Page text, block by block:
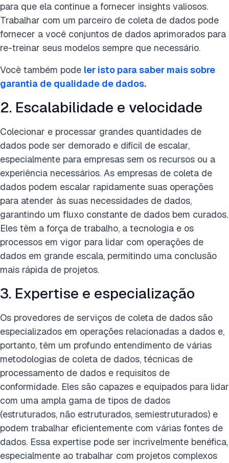
para que ela continue a fornecer insights valiosos.
Trabalhar com um parceiro de coleta de dados pode
fornecer a você conjuntos de dados aprimorados para
re-treinar seus modelos sempre que necessário.
Você também pode ler isto para saber mais sobre
garantia de qualidade de dados.
2. Escalabilidade e velocidade
Colecionar e processar grandes quantidades de
dados pode ser demorado e difícil de escalar,
especialmente para empresas sem os recursos ou a
experiência necessários. As empresas de coleta de
dados podem escalar rapidamente suas operações
para atender às suas necessidades de dados,
garantindo um fluxo constante de dados bem curados.
Eles têm a força de trabalho, a tecnologia e os
processos em vigor para lidar com operações de
dados em grande escala, permitindo uma conclusão
mais rápida de projetos.
3. Expertise e especialização
Os provedores de serviços de coleta de dados são
especializados em operações relacionadas a dados e,
portanto, têm um profundo entendimento de várias
metodologias de coleta de dados, técnicas de
processamento de dados e requisitos de
conformidade. Eles são capazes e equipados para lidar
com uma ampla gama de tipos de dados
(estruturados, não estruturados, semiestruturados) e
podem trabalhar eficientemente com várias fontes de
dados. Essa expertise pode ser incrivelmente benéfica,
especialmente ao trabalhar com projetos complexos